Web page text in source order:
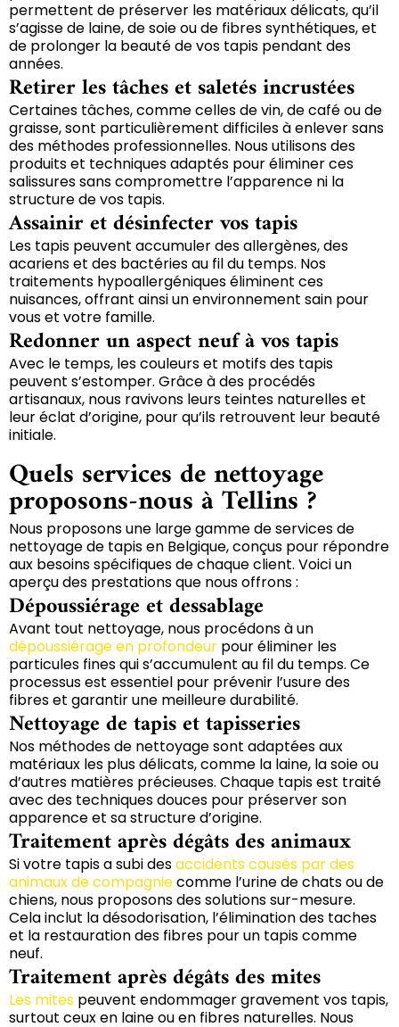
permettent de préserver les matériaux délicats, qu’il
s’agisse de laine, de soie ou de fibres synthétiques, et
de prolonger la beauté de vos tapis pendant des
années.
Retirer les tâches et saletés incrustées
Certaines tâches, comme celles de vin, de café ou de
graisse, sont particulièrement difficiles à enlever sans
des méthodes professionnelles. Nous utilisons des
produits et techniques adaptés pour éliminer ces
salissures sans compromettre l’apparence ni la
structure de vos tapis.
Assainir et désinfecter vos tapis
Les tapis peuvent accumuler des allergènes, des
acariens et des bactéries au fil du temps. Nos
traitements hypoallergéniques éliminent ces
nuisances, offrant ainsi un environnement sain pour
vous et votre famille.
Redonner un aspect neuf à vos tapis
Avec le temps, les couleurs et motifs des tapis
peuvent s’estomper. Grâce à des procédés
artisanaux, nous ravivons leurs teintes naturelles et
leur éclat d’origine, pour qu’ils retrouvent leur beauté
initiale.
Quels services de nettoyage
proposons-nous à Tellins ?
Nous proposons une large gamme de services de
nettoyage de tapis en Belgique, conçus pour répondre
aux besoins spécifiques de chaque client. Voici un
aperçu des prestations que nous offrons :
Dépoussiérage et dessablage
Avant tout nettoyage, nous procédons à un
dépoussiérage en profondeur pour éliminer les
particules fines qui s’accumulent au fil du temps. Ce
processus est essentiel pour prévenir l’usure des
fibres et garantir une meilleure durabilité.
Nettoyage de tapis et tapisseries
Nos méthodes de nettoyage sont adaptées aux
matériaux les plus délicats, comme la laine, la soie ou
d’autres matières précieuses. Chaque tapis est traité
avec des techniques douces pour préserver son
apparence et sa structure d’origine.
Traitement après dégâts des animaux
Si votre tapis a subi desaccidents causés par des
animaux de compagniecomme l’urine de chats ou de
chiens, nous proposons des solutions sur-mesure.
Cela inclut la désodorisation, l’élimination des taches
et la restauration des fibres pour un tapis comme
neuf.
Traitement après dégâts des mites
Les mites peuvent endommager gravement vos tapis,
surtout ceux en laine ou en fibres naturelles. Nous